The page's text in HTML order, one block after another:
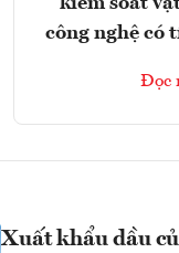
công nghệ có
Đọc
Xuất khẩu dầu